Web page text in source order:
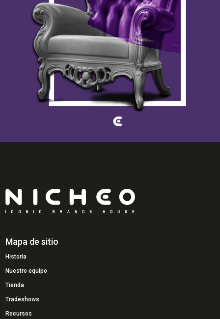
Mapa de sitio
Historia
Nuestro equipo
Tienda
Tradeshows
Recursos